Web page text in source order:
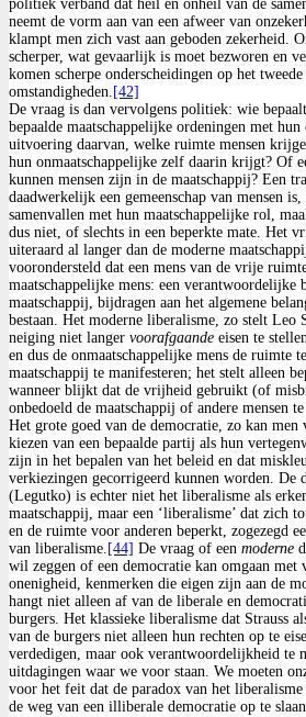
politiek verband dat heil en onheil van de
neemt de vorm aan van een afweer van
klampt men zich vast aan geboden zekerheid.
scherper, wat gevaarlijk is moet bezworen en
komen scherpe onderscheidingen op het
omstandigheden. [42]
De vraag is dan vervolgens politiek: wie
bepaalde maatschappelijke ordeningen met
uitvoering daarvan, welke ruimte mensen
hun onmaatschappelijke zelf daarin krijgt? Of
kunnen mensen zijn in de maatschappij? Een
daadwerkelijk een gemeenschap van mensen
samenvallen met hun maatschappelijke rol,
dus niet, of slechts in een beperkte mate. Het
uiteraard al langer dan de moderne
voorondersteld dat een mens van de vrije
maatschappelijke mens: een verantwoordelijke
maatschappij, bijdragen aan het algemene
bestaan. Het moderne liberalisme, zo stelt Leo
neiging niet langer voorafgaande eisen te
en dus de onmaatschappelijke mens de ruimte
maatschappij te manifesteren; het stelt alleen
wanneer blijkt dat de vrijheid gebruikt (of
onbedoeld de maatschappij of andere mensen te
Het grote goed van de democratie, zo kan men
kiezen van een bepaalde partij als hun
zijn in het bepalen van het beleid en dat
verkiezingen gecorrigeerd kunnen worden. De
(Legutko) is echter niet het liberalisme als
maatschappij, maar een ‘liberalisme’ dat zich
en de ruimte voor anderen beperkt, zogezegd
van liberalisme. [44] De vraag of een moderne
wil zeggen of een democratie kan omgaan met
onenigheid, kenmerken die eigen zijn aan de
hangt niet alleen af van de liberale en
burgers. Het klassieke liberalisme dat Strauss
van de burgers niet alleen hun rechten op te
verdedigen, maar ook verantwoordelijkheid te
uitdagingen waar we voor staan. We moeten
voor het feit dat de paradox van het
de weg van een illiberale democratie op te